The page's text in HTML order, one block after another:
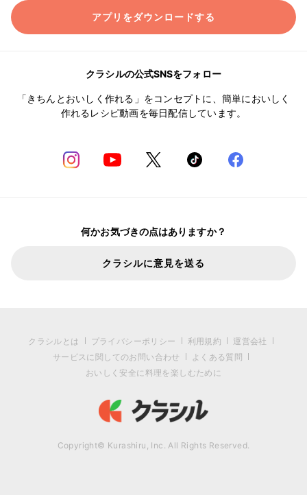
アプリをダウンロードする
クラシルの公式SNSをフォロー
「きちんとおいしく作れる」をコンセプトに、簡単においしく
作れるレシピ動画を毎日配信しています。
何かお気づきの点はありますか？
クラシルに意見を送る
クラシルとは プライバシーポリシー 利用規約
運営会社
サービスに関してのお問い合わせ
よくある質問
おいしく安全に料理を楽しむために
Copyright© Kurashiru, Inc. All Rights Reserved.